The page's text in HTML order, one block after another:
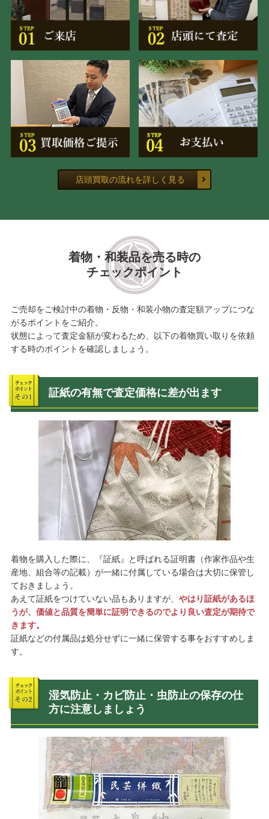
店頭買取の流れを詳しく見る
着物・和装品を売る時の
チェックポイント
ご売却をご検討中の着物・反物・和装小物の査定額アップにつな
がるポイントをご紹介。
状態によって査定金額が変わるため、以下の着物買い取りを依頼
する時のポイントを確認しましょう。
証紙の有無で査定価格に差が出ます
着物を購入した際に、『証紙』と呼ばれる証明書（作家作品や生
産地、組合等の記載）が一緒に付属している場合は大切に保管し
ておきましょう。
あえて証紙をつけていない品もありますが、 やはり証紙があるほ
うが、価値と品質を簡単に証明できるのでより良い査定が期待で
きます。
証紙などの付属品は処分せずに一緒に保管する事をおすすめしま
す。
湿気防止・カビ防止・虫防止の保存の仕
方に注意しましょう